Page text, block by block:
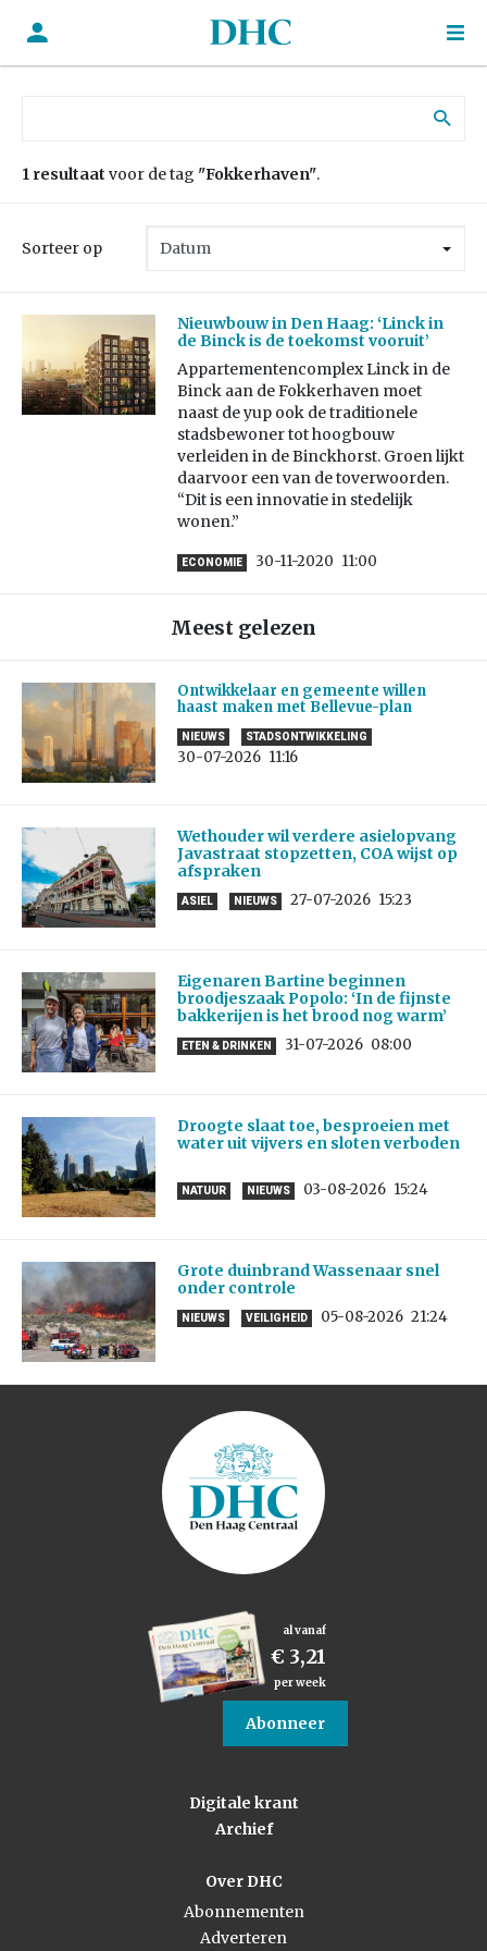
1 resultaat voor de tag "Fokkerhaven".
Sorteer op
Nieuwbouw in Den Haag: ‘Linck in
de Binck is de toekomst vooruit’
Appartementencomplex Linck in de
Binck aan de Fokkerhaven moet
naast de yup ook de traditionele
stadsbewoner tot hoogbouw
verleiden in de Binckhorst. Groen lijkt
daarvoor een van de toverwoorden.
“Dit is een innovatie in stedelijk
wonen.”
ECONOMIE 30-11-2020 11:00
Meest gelezen
Ontwikkelaar en gemeente willen
haast maken met Bellevue-plan
NIEUWS STADSONTWIKKELING
30-07-2026 11:16
Wethouder wil verdere asielopvang
Javastraat stopzetten, COA wijst op
afspraken
ASIEL NIEUWS 27-07-2026 15:23
Eigenaren Bartine beginnen
broodjeszaak Popolo: ‘In de fijnste
bakkerijen is het brood nog warm’
ETEN & DRINKEN 31-07-2026 08:00
Droogte slaat toe, besproeien met
water uit vijvers en sloten verboden
NATUUR NIEUWS 03-08-2026 15:24
Grote duinbrand Wassenaar snel
onder controle
NIEUWS VEILIGHEID 05-08-2026 21:24
al vanaf
€ 3,21
per week
Abonneer
Digitale krant
Archief
Over DHC
Abonnementen
Adverteren